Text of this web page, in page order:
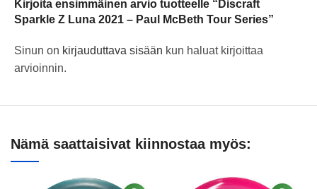
Kirjoita ensimmäinen arvio tuotteelle “Discraft
Sparkle Z Luna 2021 – Paul McBeth Tour Series”
Sinun on kirjauduttava sisään kun haluat kirjoittaa
arvioinnin.
Nämä saattaisivat kiinnostaa myös: